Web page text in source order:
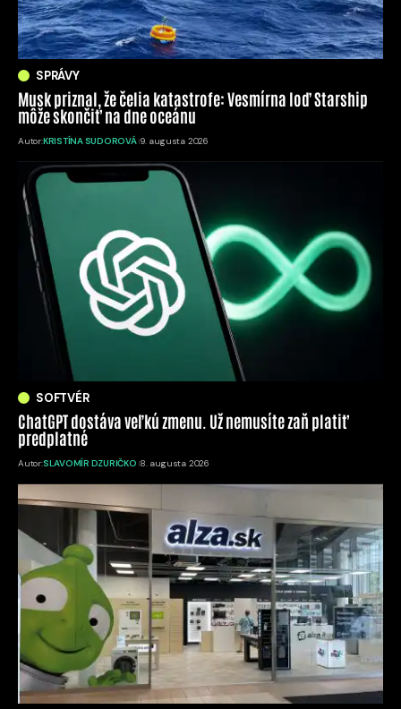
SPRÁVY
Musk priznal, že čelia katastrofe: Vesmírna loď Starship
môže skončiť na dne oceánu
Autor:KRISTÍNA SUDOROVÁ 9. augusta 2026
SOFTVÉR
ChatGPT dostáva veľkú zmenu. Už nemusíte zaň platiť
predplatné
Autor:SLAVOMÍR DZURIČKO 8. augusta 2026